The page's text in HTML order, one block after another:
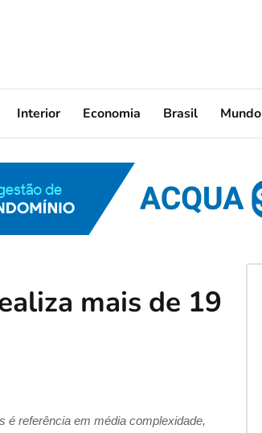
Interior Economia Brasil Mundo
mais de 19
é referência em média complexidade,